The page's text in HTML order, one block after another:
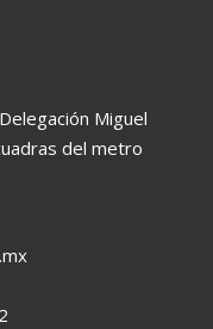
Miguel
del metro